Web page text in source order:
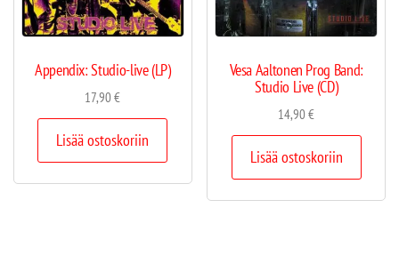
Appendix: Studio-live (LP)
17,90€
Lisää ostoskoriin
Vesa Aaltonen Prog Band:
Studio Live (CD)
14,90€
Lisää ostoskoriin